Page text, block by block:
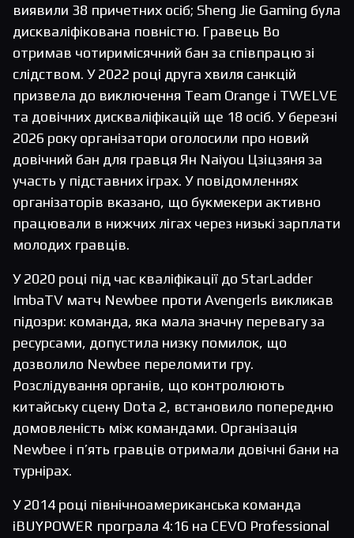
виявили 38 причетних осіб; Sheng Jie Gaming була
дискваліфікована повністю. Гравець Bo
отримав чотиримісячний бан за співпрацю зі
слідством. У 2022 році друга хвиля санкцій
призвела до виключення Team Orange і TWELVE
та довічних дискваліфікацій ще 18 осіб. У березні
2026 року організатори оголосили про новий
довічний бан для гравця Ян Naiyou Цзіцзяня за
участь у підставних іграх. У повідомленнях
організаторів вказано, що букмекери активно
працювали в нижчих лігах через низькі зарплати
молодих гравців.
У 2020 році під час кваліфікації до StarLadder
ImbaTV матч Newbee проти Avengerls викликав
підозри: команда, яка мала значну перевагу за
ресурсами, допустила низку помилок, що
дозволило Newbee переломити гру.
Розслідування органів, що контролюють
китайську сцену Dota 2, встановило попередню
домовленість між командами. Організація
Newbee і п’ять гравців отримали довічні бани на
турнірах.
У 2014 році північноамериканська команда
iBUYPOWER програла 4:16 на CEVO Professional